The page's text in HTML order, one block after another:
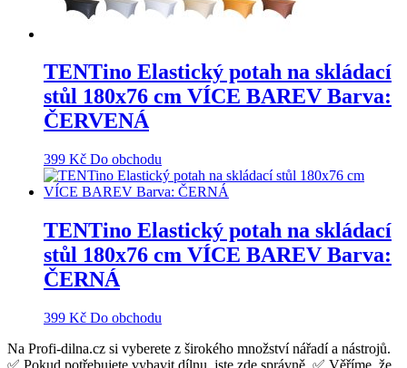
TENTino Elastický potah na skládací
stůl 180x76 cm VÍCE BAREV Barva:
ČERVENÁ
399 Kč Do obchodu
TENTino Elastický potah na skládací
stůl 180x76 cm VÍCE BAREV Barva:
ČERNÁ
399 Kč Do obchodu
Na Profi-dilna.cz si vyberete z širokého množství nářadí a nástrojů.